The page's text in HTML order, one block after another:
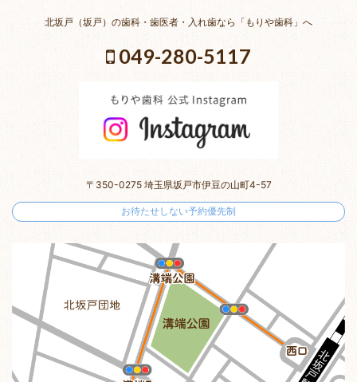
北坂戸（坂戸）の歯科・歯医者・入れ歯なら「もりや歯科」へ
049-280-5117
〒350-0275 埼玉県坂戸市伊豆の山町4-57
お待たせしない予約優先制